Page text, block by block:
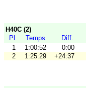
H40C (2)
Pl
Temps Diff.
1
1:00:52 0:00
2
1:25:29 +24:37